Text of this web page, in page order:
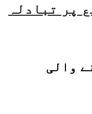
پر تبادلہ
والی